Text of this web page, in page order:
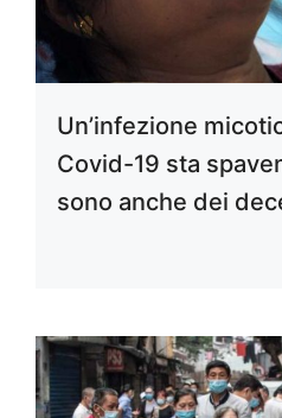
Un’infezione
Covid-19 sta
sono anche dei